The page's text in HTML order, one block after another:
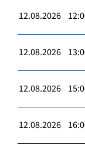
12.08.2026
12.08.2026
12.08.2026
12.08.2026